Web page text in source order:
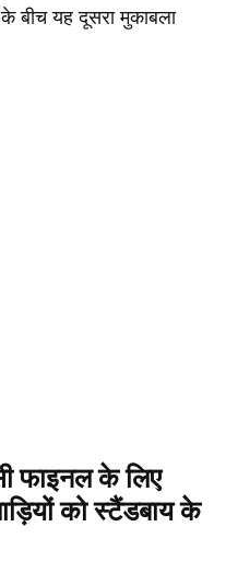
बीच यह दूसरा मुकाबला
फाइनल के लिए
को स्टैंडबाय के